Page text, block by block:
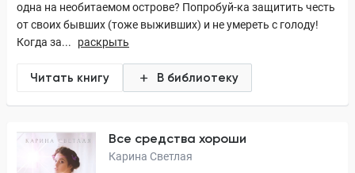
одна на необитаемом острове? Попробуй-ка защитить честь
от своих бывших (тоже выживших) и не умереть с голоду!
Когда за...
раскрыть
Читать книгу В библиотеку
Все средства хороши
Карина Светлая